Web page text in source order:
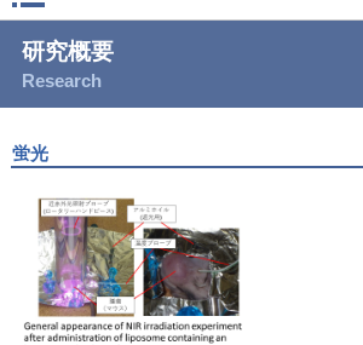
研究概要
Research
蛍光